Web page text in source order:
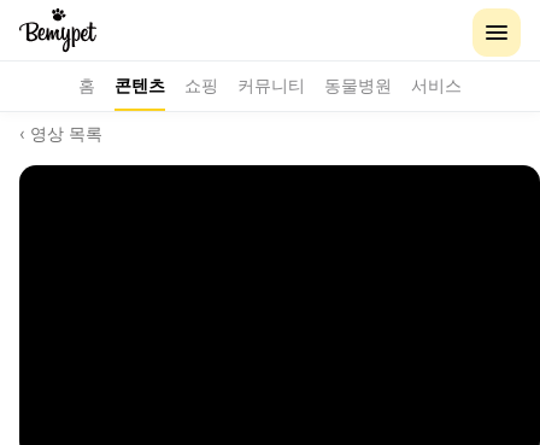
홈 콘텐츠 쇼핑 커뮤니티 동물병원 서비스
‹ 영상 목록